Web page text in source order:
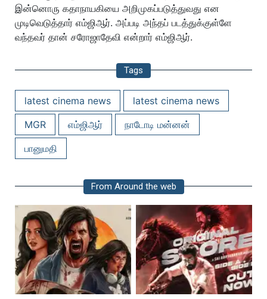
இன்னொரு கதாநாயகியை அறிமுகப்படுத்துவது என
முடிவெடுத்தார் எம்ஜிஆர். அப்படி அந்தப் படத்துக்குள்ளே
வந்தவர் தான் சரோஜாதேவி என்றார் எம்ஜிஆர்.
Tags
latest cinema news
latest cinema news
MGR
எம்ஜிஆர்
நாடோடி மன்னன்
பானுமதி
From Around the web